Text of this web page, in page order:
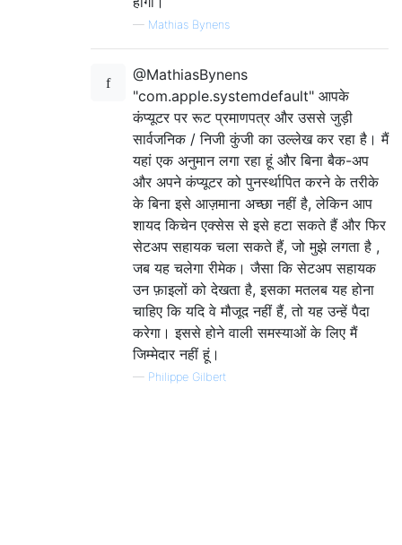
— Mathias Bynens
@MathiasBynens
"com.apple.systemdefault" आपके
कंप्यूटर पर रूट प्रमाणपत्र और उससे जुड़ी
सार्वजनिक / निजी कुंजी का उल्लेख कर रहा है। मैं
यहां एक अनुमान लगा रहा हूं और बिना बैक-अप
और अपने कंप्यूटर को पुनर्स्थापित करने के तरीके
के बिना इसे आज़माना अच्छा नहीं है, लेकिन आप
शायद किचेन एक्सेस से इसे हटा सकते हैं और फिर
सेटअप सहायक चला सकते हैं, जो मुझे लगता है ,
जब यह चलेगा रीमेक। जैसा कि सेटअप सहायक
उन फ़ाइलों को देखता है, इसका मतलब यह होना
चाहिए कि यदि वे मौजूद नहीं हैं, तो यह उन्हें पैदा
करेगा। इससे होने वाली समस्याओं के लिए मैं
जिम्मेदार नहीं हूं।
— Philippe Gilbert